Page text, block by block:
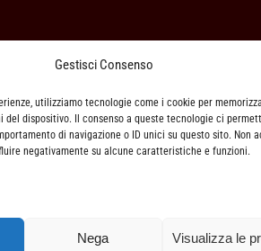
Gestisci Consenso
utilizziamo tecnologie come i cookie per
del dispositivo. Il consenso a queste tecnologie ci
di navigazione o ID unici su questo sito. Non
negativamente su alcune caratteristiche e funzioni.
Nega Visualizza le
CLIENTI
PAGAMENTO